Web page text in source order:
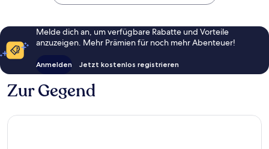
Melde dich an, um verfügbare Rabatte und Vorteile
anzuzeigen. Mehr Prämien für noch mehr Abenteuer!
Anmelden Jetzt kostenlos registrieren
Zur Gegend